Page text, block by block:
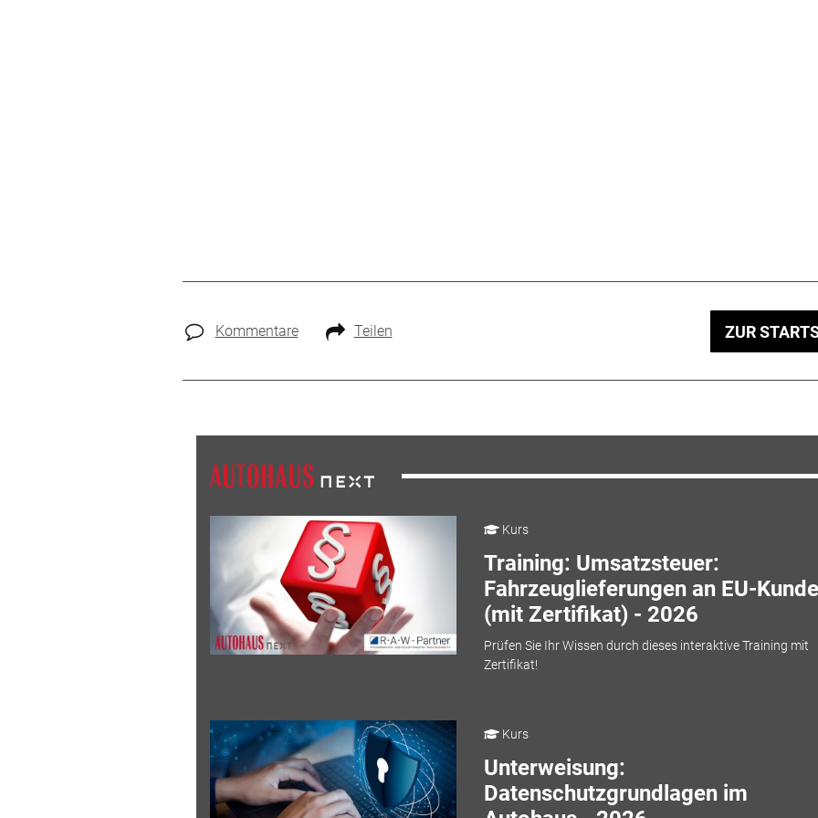
Kommentare Teilen ZUR
Kurs
Training: Umsatzsteuer:
Fahrzeuglieferungen an EU-
(mit Zertifikat) - 2026
Prüfen Sie Ihr Wissen durch dieses interaktive Training mit
Zertifikat!
Kurs
Unterweisung:
Datenschutzgrundlagen im